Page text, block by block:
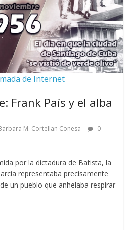
de Internet
Frank País y el alba
M. Cortellan Conesa
0
por la dictadura de Batista, la
representaba precisamente
un pueblo que anhelaba respirar